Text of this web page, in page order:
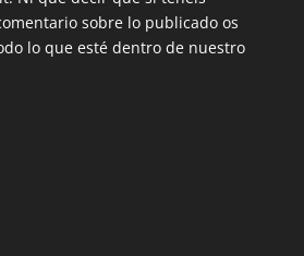
sobre lo publicado os
lo que esté dentro de nuestro